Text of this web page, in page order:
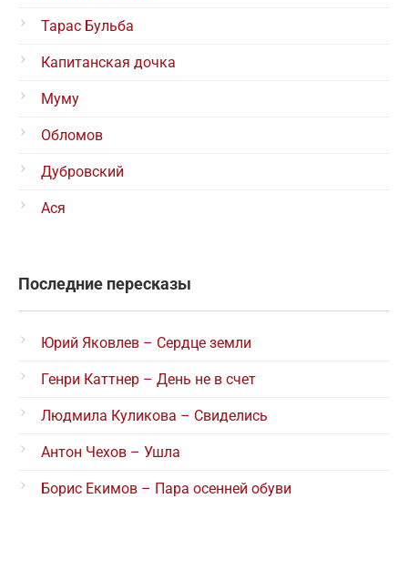
Тарас Бульба
Капитанская дочка
Муму
Обломов
Дубровский
Ася
Последние пересказы
Юрий Яковлев – Сердце земли
Генри Каттнер – День не в счет
Людмила Куликова – Свиделись
Антон Чехов – Ушла
Борис Екимов – Пара осенней обуви